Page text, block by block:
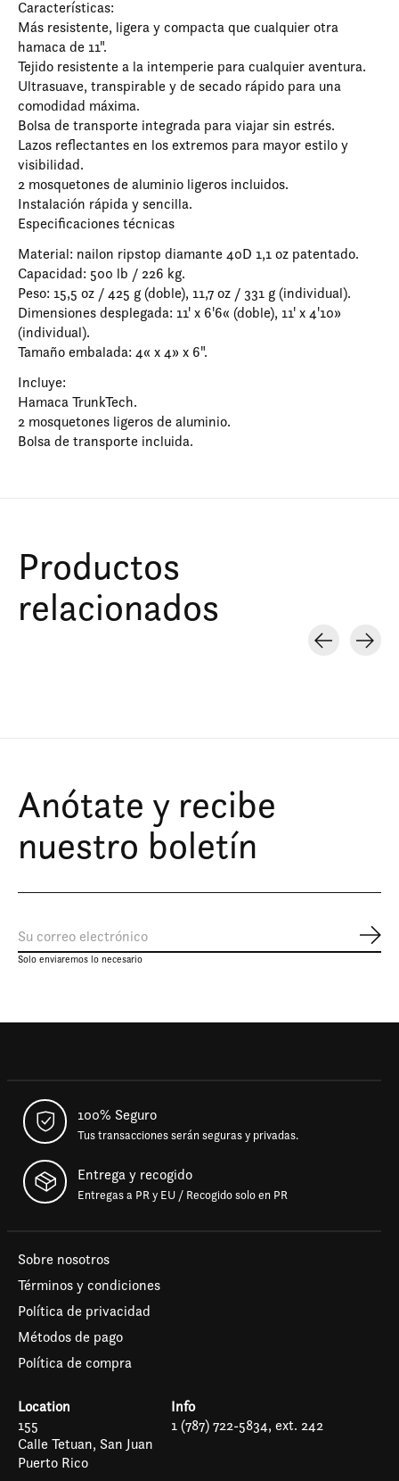
Características:
Más resistente, ligera y compacta que cualquier otra
hamaca de 11".
Tejido resistente a la intemperie para cualquier aventura.
Ultrasuave, transpirable y de secado rápido para una
comodidad máxima.
Bolsa de transporte integrada para viajar sin estrés.
Lazos reflectantes en los extremos para mayor estilo y
visibilidad.
2 mosquetones de aluminio ligeros incluidos.
Instalación rápida y sencilla.
Especificaciones técnicas
Material: nailon ripstop diamante 40D 1,1 oz patentado.
Capacidad: 500 lb / 226 kg.
Peso: 15,5 oz / 425 g (doble), 11,7 oz / 331 g (individual).
Dimensiones desplegada: 11' x 6'6« (doble), 11' x 4'10»
(individual).
Tamaño embalada: 4« x 4» x 6".
Incluye:
Hamaca TrunkTech.
2 mosquetones ligeros de aluminio.
Bolsa de transporte incluida.
Productos
relacionados
Anótate y recibe
nuestro boletín
Solo enviaremos lo necesario
100% Seguro
Tus transacciones serán seguras y privadas.
Entrega y recogido
Entregas a PR y EU / Recogido solo en PR
Sobre nosotros
Términos y condiciones
Política de privacidad
Métodos de pago
Política de compra
Location
155
Calle Tetuan, San Juan
Puerto Rico
Info
1 (787) 722-5834, ext. 242